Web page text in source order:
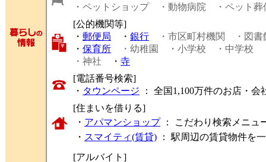
・ペットショップ
・動物病院
・ペット葬
[公的機関等]
・ 郵便局 ・ 銀行 ・市区町村機関
・図書
・ 保育所 ・幼稚園 ・小学校 ・中学校
・神社 ・ 寺
[電話番号検索]
・ タウンページ ： 全国1,100万件のお店・
[住まいを借りる]
・ アパマンショップ： こだわり検索メニュ
・ スマイティ(賃貸) ： 駅周辺の賃貸物件を
[アルバイト]